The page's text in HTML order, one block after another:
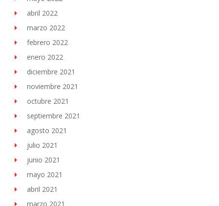
abril 2022
marzo 2022
febrero 2022
enero 2022
diciembre 2021
noviembre 2021
octubre 2021
septiembre 2021
agosto 2021
julio 2021
junio 2021
mayo 2021
abril 2021
marzo 2021